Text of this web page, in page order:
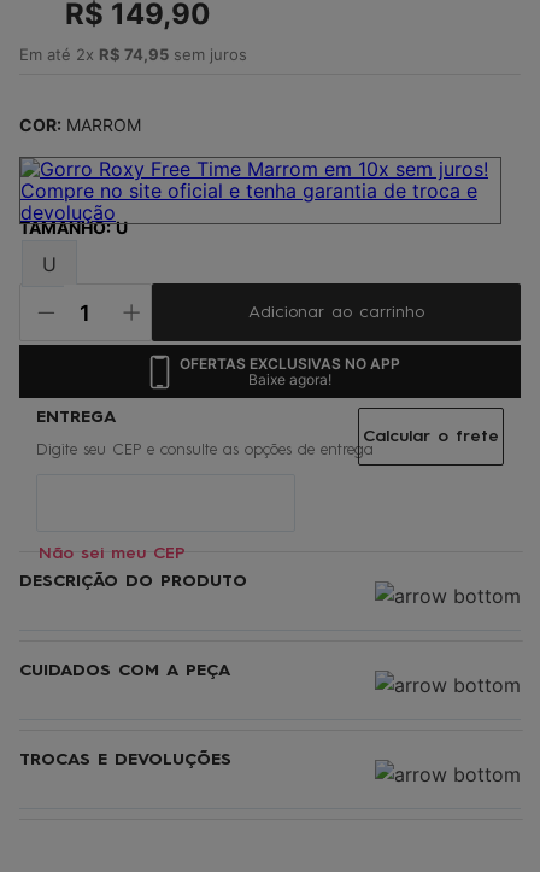
R$ 149,90
Em até 2x R$ 74 95 sem juros
COR: MARROM
TAMANHO: U
U
Adicionar ao carrinho
OFERTAS EXCLUSIVAS NO APP
Baixe agora!
Não sei meu CEP
Calcular o frete
DESCRIÇÃO DO PRODUTO
CUIDADOS COM A PEÇA
TROCAS E DEVOLUÇÕES
jaqueta
5 º
maio
7º
boardshort
8º
vestido
9º
gorro
10